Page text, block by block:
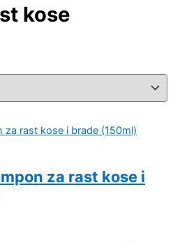
kose
za rast kose i